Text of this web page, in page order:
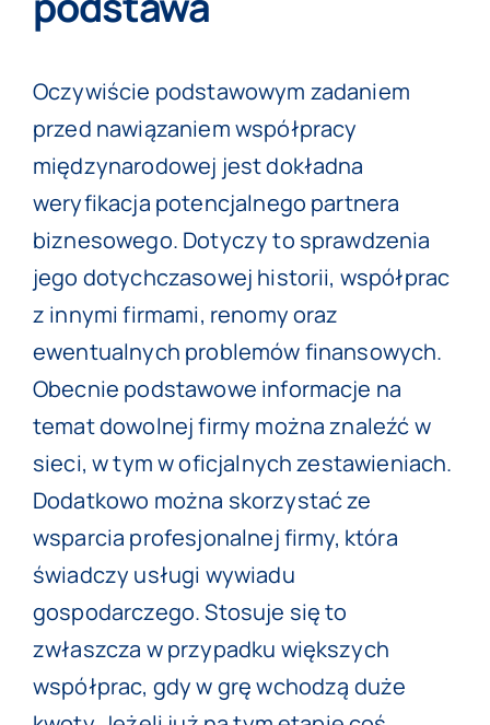
Oczywiście podstawowym zadaniem
przed nawiązaniem współpracy
międzynarodowej jest dokładna
weryfikacja potencjalnego partnera
biznesowego. Dotyczy to sprawdzenia
jego dotychczasowej historii, współprac
z innymi firmami, renomy oraz
ewentualnych problemów finansowych.
Obecnie podstawowe informacje na
temat dowolnej firmy można znaleźć w
sieci, w tym w oficjalnych zestawieniach.
Dodatkowo można skorzystać ze
wsparcia profesjonalnej firmy, która
świadczy usługi wywiadu
gospodarczego. Stosuje się to
zwłaszcza w przypadku większych
współprac, gdy w grę wchodzą duże